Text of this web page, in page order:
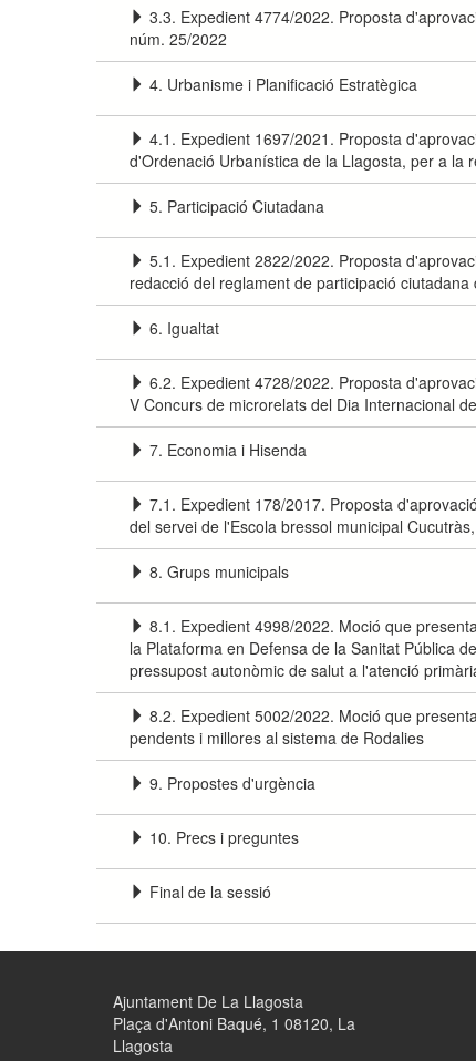
3.3. Expedient 4774/2022. Proposta
núm. 25/2022
4. Urbanisme i Planificació Estratègica
4.1. Expedient 1697/2021. Proposta
d'Ordenació Urbanística de la Llagosta, per a la
5. Participació Ciutadana
5.1. Expedient 2822/2022. Proposta
redacció del reglament de participació
6. Igualtat
6.2. Expedient 4728/2022. Proposta
V Concurs de microrelats del Dia Internacional
7. Economia i Hisenda
7.1. Expedient 178/2017. Proposta
del servei de l'Escola bressol municipal
8. Grups municipals
8.1. Expedient 4998/2022. Moció que
la Plataforma en Defensa de la Sanitat Pública
pressupost autonòmic de salut a l'atenció
8.2. Expedient 5002/2022. Moció que
pendents i millores al sistema de Rodalies
9. Propostes d'urgència
10. Precs i preguntes
Final de la sessió
Ajuntament De La Llagosta
Plaça d'Antoni Baqué, 1 08120, La
Llagosta